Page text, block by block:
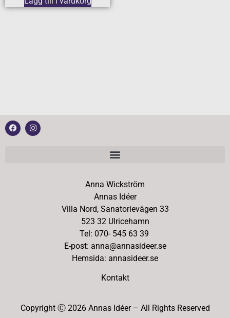
Anna Wickström
Annas Idéer
Villa Nord, Sanatorievägen 33
523 32 Ulricehamn
Tel: 070- 545 63 39
E-post: anna@annasideer.se
Hemsida: annasideer.se
Kontakt
Copyright Ⓒ 2026 Annas Idéer – All Rights Reserved